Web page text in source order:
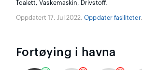
Toalett, Vaskemaskin, Drivstoff.
Oppdatert 17. Jul 2022.Oppdater fasiliteter.
Fortøying i havna